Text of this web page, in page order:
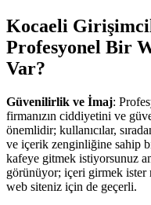
Kocaeli
Profesyonel Bir
Var?
Güvenilirlik ve İmaj:
firmanızın ciddiyetini ve
önemlidir; kullanıcılar,
ve içerik zenginliğine sahip
kafeye gitmek istiyorsunuz
görünüyor; içeri girmek ister
web siteniz için de geçerli.